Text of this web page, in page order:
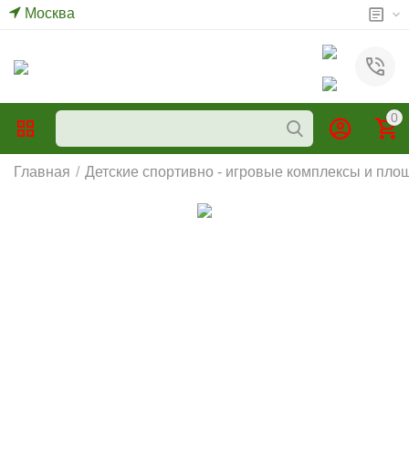
Москва
0
Главная / Детские спортивно - игровые комплексы и